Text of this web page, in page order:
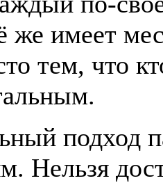
же имеет
тем, что
подход
Нельзя